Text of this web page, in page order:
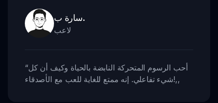
سارة ب.
لاعب
“أحب الرسوم المتحركة النابضة بالحياة وكيف أن كل
شيء تفاعلي. إنه ممتع للغاية للعب مع الأصدقاء!,,